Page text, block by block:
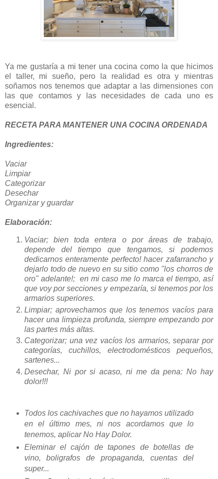
Ya me gustaría a mi tener una cocina como la que hicimos
el taller, mi sueño, pero la realidad es otra y mientras
soñamos nos tenemos que adaptar a las dimensiones con
las que contamos y las necesidades de cada uno es
esencial.
RECETA PARA MANTENER UNA COCINA ORDENADA
Ingredientes:
Vaciar
Limpiar
Categorizar
Desechar
Organizar y guardar
Elaboración:
Vaciar; bien toda entera o por áreas de trabajo,
depende del tiempo que tengamos, si podemos
dedicarnos enteramente perfecto! hacer zafarrancho y
dejarlo todo de nuevo en su sitio como "los chorros de
oro" adelante!; en mi caso me lo marca el tiempo, así
que voy por secciones y empezaría, si tenemos por los
armarios superiores.
Limpiar; aprovechamos que los tenemos vacíos para
hacer una limpieza profunda, siempre empezando por
las partes más altas.
Categorizar; una vez vacíos los armarios, separar por
categorías, cuchillos, electrodomésticos pequeños,
sartenes...
Desechar, Ni por si acaso, ni me da pena: No hay
dolor!!!
Todos los cachivaches que no hayamos utilizado
en el último mes, ni nos acordamos que lo
tenemos, aplicar No Hay Dolor.
Eleminar el cajón de tapones de botellas de
vino, boligrafos de propaganda, cuentas del
super...